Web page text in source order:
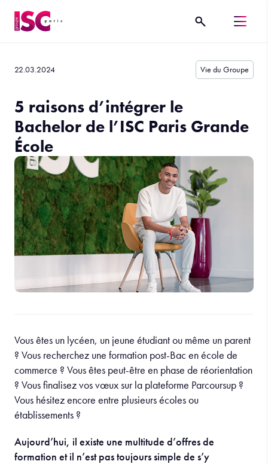
22.03.2024 Vie du Groupe
5 raisons d’intégrer le
Bachelor de l’ISC Paris Grande
École
Vous êtes un lycéen, un jeune étudiant ou même un parent
? Vous recherchez une formation post-Bac en école de
commerce ? Vous êtes peut-être en phase de réorientation
? Vous finalisez vos vœux sur la plateforme Parcoursup ?
Vous hésitez encore entre plusieurs écoles ou
établissements ?
Aujourd’hui, il existe une multitude d’offres de
formation et il n’est pas toujours simple de s’y